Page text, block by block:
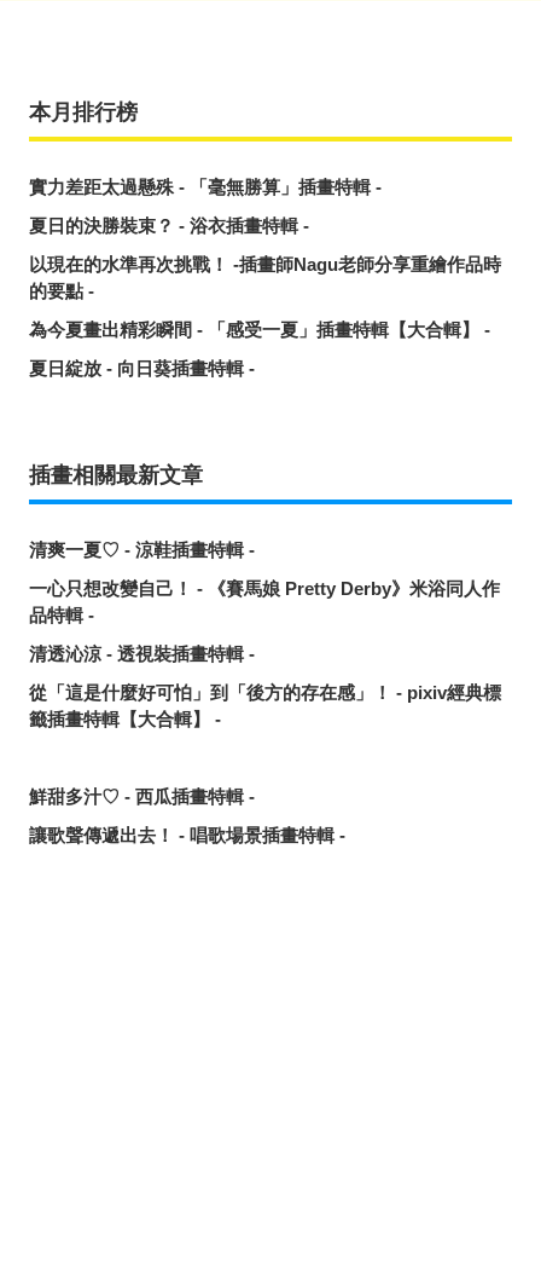
本月排行榜
實力差距太過懸殊 - 「毫無勝算」插畫特輯 -
夏日的決勝裝束？ - 浴衣插畫特輯 -
以現在的水準再次挑戰！ -插畫師Nagu老師分享重繪作品時
的要點 -
為今夏畫出精彩瞬間 - 「感受一夏」插畫特輯【大合輯】 -
夏日綻放 - 向日葵插畫特輯 -
插畫相關最新文章
清爽一夏♡ - 涼鞋插畫特輯 -
一心只想改變自己！ - 《賽馬娘 Pretty Derby》米浴同人作
品特輯 -
清透沁涼 - 透視裝插畫特輯 -
從「這是什麼好可怕」到「後方的存在感」！ - pixiv經典標
籤插畫特輯【大合輯】 -
鮮甜多汁♡ - 西瓜插畫特輯 -
讓歌聲傳遞出去！ - 唱歌場景插畫特輯 -